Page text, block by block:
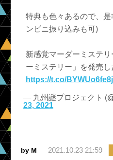
特典も色々あるので、
ンビニ振り込みも可)
新感覚マーダーミステ
ーミステリー」を発売し
https://t.co/BYWUo6fe8j
— 九州謎プロジェクト
23, 2021
by M 2021.10.23 21:59